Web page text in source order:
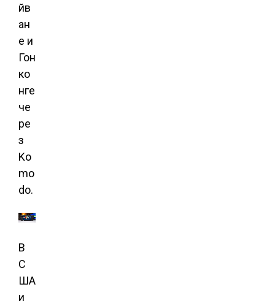
йв
ан
е и
Гон
ко
нге
че
ре
з
Ko
mo
do.
В
С
ША
и